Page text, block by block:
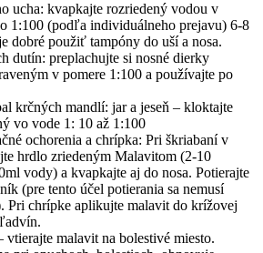
ucha: kvapkajte rozriedený vodou v
1:100 (podľa individuálneho prejavu) 6-8
dobré použiť tampóny do uší a nosa.
dutín: preplachujte si nosné dierky
v pomere 1:100 a používajte po
krčných mandlí: jar a jeseň – kloktajte
vo vode 1: 10 až 1:100
ochorenia a chrípka: Pri škriabaní v
hrdlo zriedeným Malavitom (2-10
vody) a kvapkajte aj do nosa. Potierajte
(pre tento účel potierania sa nemusí
Pri chrípke aplikujte malavit do krížovej
vtierajte malavit na bolestivé miesto.